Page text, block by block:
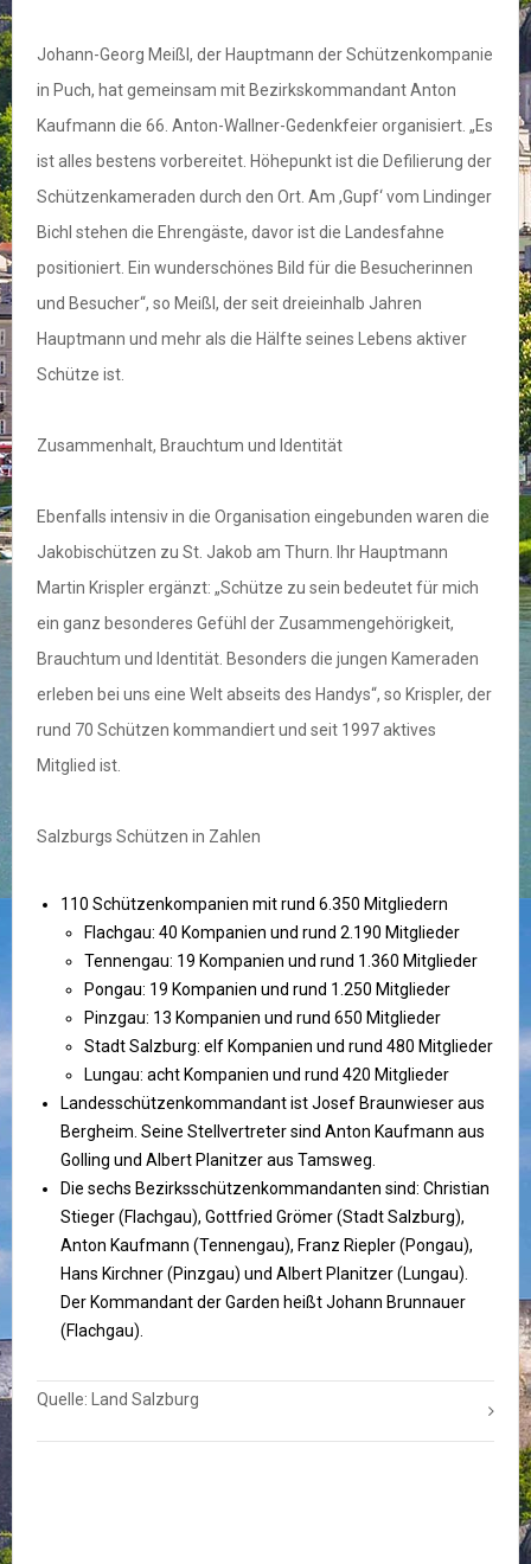
Johann-Georg Meißl, der Hauptmann der Schützenkompanie
in Puch, hat gemeinsam mit Bezirkskommandant Anton
Kaufmann die 66. Anton-Wallner-Gedenkfeier organisiert. „Es
ist alles bestens vorbereitet. Höhepunkt ist die Defilierung der
Schützenkameraden durch den Ort. Am ,Gupf‘ vom Lindinger
Bichl stehen die Ehrengäste, davor ist die Landesfahne
positioniert. Ein wunderschönes Bild für die Besucherinnen
und Besucher“, so Meißl, der seit dreieinhalb Jahren
Hauptmann und mehr als die Hälfte seines Lebens aktiver
Schütze ist.
Zusammenhalt, Brauchtum und Identität
Ebenfalls intensiv in die Organisation eingebunden waren die
Jakobischützen zu St. Jakob am Thurn. Ihr Hauptmann
Martin Krispler ergänzt: „Schütze zu sein bedeutet für mich
ein ganz besonderes Gefühl der Zusammengehörigkeit,
Brauchtum und Identität. Besonders die jungen Kameraden
erleben bei uns eine Welt abseits des Handys“, so Krispler, der
rund 70 Schützen kommandiert und seit 1997 aktives
Mitglied ist.
Salzburgs Schützen in Zahlen
110 Schützenkompanien mit rund 6.350 Mitgliedern
Flachgau: 40 Kompanien und rund 2.190 Mitglieder
Tennengau: 19 Kompanien und rund 1.360 Mitglieder
Pongau: 19 Kompanien und rund 1.250 Mitglieder
Pinzgau: 13 Kompanien und rund 650 Mitglieder
Stadt Salzburg: elf Kompanien und rund 480 Mitglieder
Lungau: acht Kompanien und rund 420 Mitglieder
Landesschützenkommandant ist Josef Braunwieser aus
Bergheim. Seine Stellvertreter sind Anton Kaufmann aus
Golling und Albert Planitzer aus Tamsweg.
Die sechs Bezirksschützenkommandanten sind: Christian
Stieger (Flachgau), Gottfried Grömer (Stadt Salzburg),
Anton Kaufmann (Tennengau), Franz Riepler (Pongau),
Hans Kirchner (Pinzgau) und Albert Planitzer (Lungau).
Der Kommandant der Garden heißt Johann Brunnauer
(Flachgau).
Quelle: Land Salzburg